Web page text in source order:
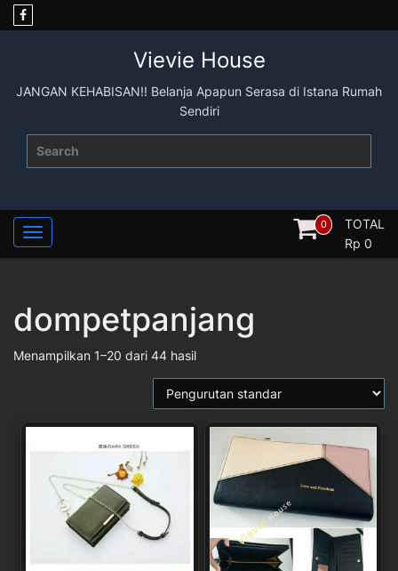
Skip
to
Vievie House
JANGAN KEHABISAN!! Belanja Apapun Serasa di Istana Rumah
Sendiri
0
TOTAL
Rp 0
dompetpanjang
Menampilkan 1–20 dari 44 hasil